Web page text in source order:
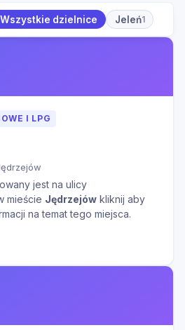
Wszystkie dzielnice Jeleń1
I LPG
jest na ulicy
mieście Jędrzejów kliknij aby
na temat tego miejsca.